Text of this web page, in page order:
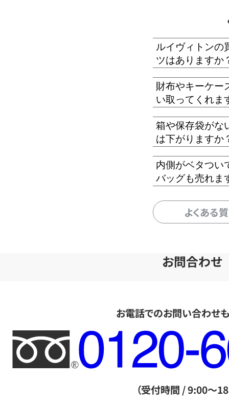
ルイヴィトンの
ツはありますか
財布やキーケー
い取ってくれま
箱や保存袋がな
は下がりますか
内側がベタつい
バッグも売れま
よくある
お問合わせ
お電話でのお問い合わせ
フ
リ
ー
（受付時間 / 9:00～